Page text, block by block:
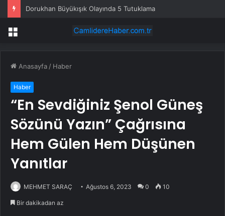
Menü
Anasayfa / Haber
Haber
“En Sevdiğiniz Şenol Güneş
Sözünü Yazın” Çağrısına
Hem Gülen Hem Düşünen
Yanıtlar
MEHMET SARAÇ Ağustos 6, 2023 0 10
Bir dakikadan az